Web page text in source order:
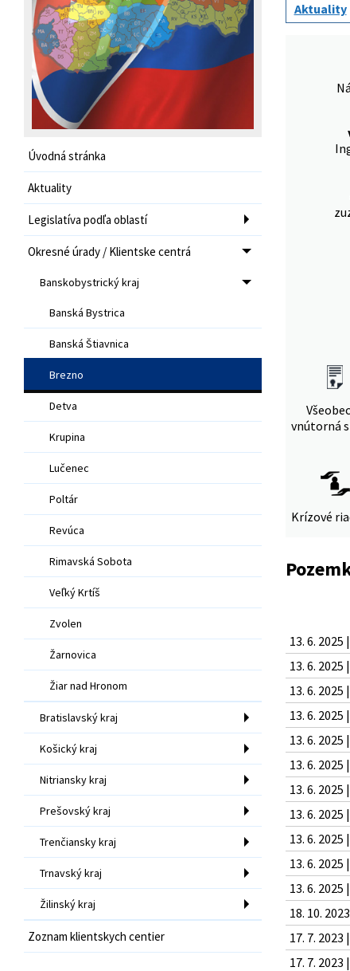
Úvodná stránka
Aktuality
Legislatíva podľa oblastí
Okresné úrady / Klientske centrá
Banskobystrický kraj
Banská Bystrica
Banská Štiavnica
Brezno
Detva
Krupina
Lučenec
Poltár
Revúca
Rimavská Sobota
Veľký Krtíš
Zvolen
Žarnovica
Žiar nad Hronom
Bratislavský kraj
Košický kraj
Nitriansky kraj
Prešovský kraj
Trenčiansky kraj
Trnavský kraj
Žilinský kraj
Zoznam klientskych centier
Aktuality
vnútorná
Krízové
13. 6. 2025 |
13. 6. 2025 |
13. 6. 2025 |
13. 6. 2025 |
13. 6. 2025 |
13. 6. 2025 |
13. 6. 2025 |
13. 6. 2025 |
13. 6. 2025 |
13. 6. 2025 |
13. 6. 2025 |
18. 10.
17. 7. 2023 |
17. 7. 2023 |